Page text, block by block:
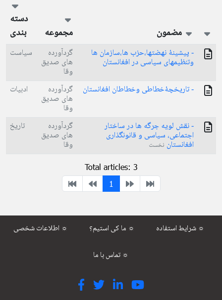
مضمون مجموعه
دسته
بندی
- پيشينۀ نهضتها،حزب ها،سازمان ها
وتنظيمهای سياسی در افغانستان
گردآورده
های صدیق
وقا
سیاست
- تاريخچۀخطاطی وخطاطان افغانستان گردآورده
های صدیق
وقا
ادبیات
- نقش لویه جرگه ها در ساختار
اجتماعی، سیاسی و قانونگذاری
افغانستان نخست
گردآورده
های صدیق
وقا
تاریخ
Total articles: 3
1
اطلاعات شخصی ☼ ما کی استیم؟ ☼ شرایط استفاده ☼
تماس با ما ☼